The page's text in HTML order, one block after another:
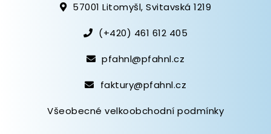
57001 Litomyšl, Svitavská 1219
(+420) 461 612 405
pfahnl@pfahnl.cz
faktury@pfahnl.cz
Všeobecné velkoobchodní podmínky